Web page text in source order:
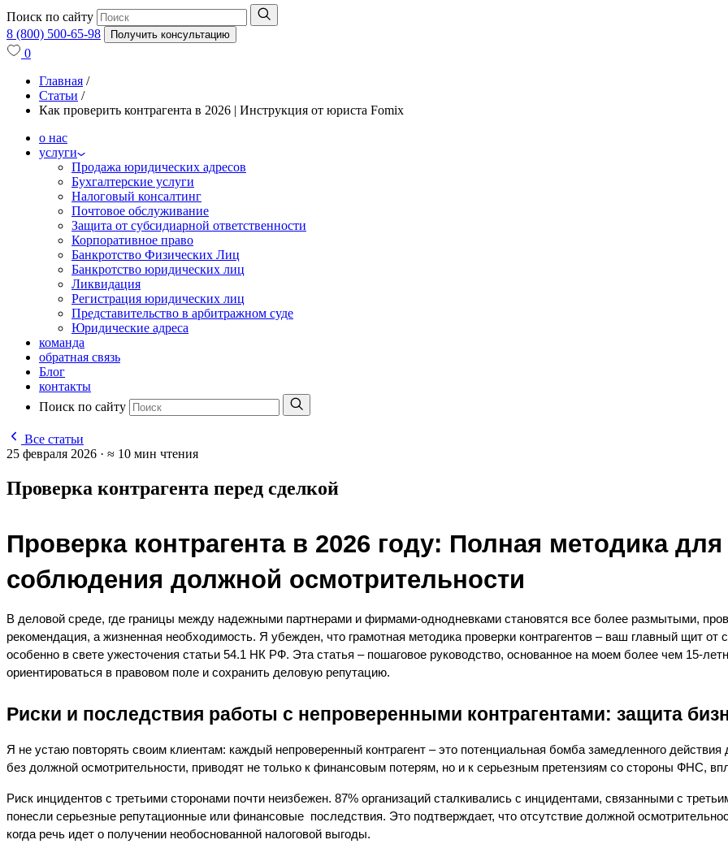
Поиск по сайту
8 (800) 500-65-98
Получить консультацию
0
Главная /
Статьи /
Как проверить контрагента в 2026 | Инструкция от юриста Fomix
о нас
услуги
Продажа юридических адресов
Бухгалтерские услуги
Налоговый консалтинг
Почтовое обслуживание
Защита от субсидиарной ответственности
Корпоративное право
Банкротство Физических Лиц
Банкротство юридических лиц
Ликвидация
Регистрация юридических лиц
Представительство в арбитражном суде
Юридические адреса
команда
обратная связь
Блог
контакты
Поиск по сайту
Все статьи
25 февраля 2026 · ≈ 10 мин чтения
Проверка контрагента перед сделкой
Проверка контрагента в 2026 году: Полная методика
соблюдения должной осмотрительности
В деловой среде, где границы между надежными партнерами и фирмами-однодневками становятся все более размытыми,
рекомендация, а жизненная необходимость. Я убежден, что грамотная методика проверки контрагентов – ваш главный щит
особенно в свете ужесточения статьи 54.1 НК РФ. Эта статья – пошаговое руководство, основанное на моем более чем 15-
ориентироваться в правовом поле и сохранить деловую репутацию.
Риски и последствия работы с непроверенными контрагентами: защита
Я не устаю повторять своим клиентам: каждый непроверенный контрагент – это потенциальная бомба замедленного
без должной осмотрительности, приводят не только к финансовым потерям, но и к серьезным претензиям со стороны ФНС,
Риск инцидентов с третьими сторонами почти неизбежен. 87% организаций сталкивались с инцидентами, связанными с
понесли серьезные репутационные или финансовые  последствия. Это подтверждает, что отсутствие должной
когда речь идет о получении необоснованной налоговой выгоды.